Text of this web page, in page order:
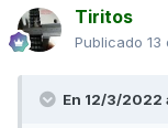
Tiritos
Publicado 13
En 12/3/2022